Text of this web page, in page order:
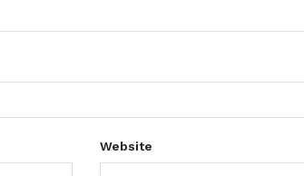
Website